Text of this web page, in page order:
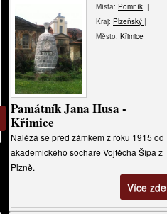
Místa: Pomník, |
Kraj: Plzeňský |
Město: Křimice
Památník Jana Husa -
Křimice
Nalézá se před zámkem z roku 1915 od
akademického sochaře Vojtěcha Šípa z
Plzně.
Více zde